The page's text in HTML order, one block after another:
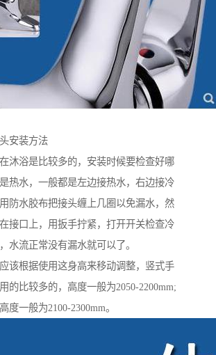
安装方法
沐浴是比较多的，安装时候要检查好哪
热水，一般都是左边接热水，右边接冷
防水胶布把接头缠上几圈以免漏水，然
接口上，用扳手拧紧，打开开关检查冷
水流正常没有漏水就可以了。
该根据使用这身高来移动调整，竖式手
的比较多的，高度一般为2050-2200mm;
度一般为2100-2300mm。